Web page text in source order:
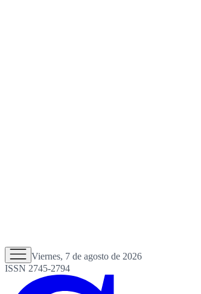
Viernes, 7 de agosto de 2026
ISSN 2745-2794